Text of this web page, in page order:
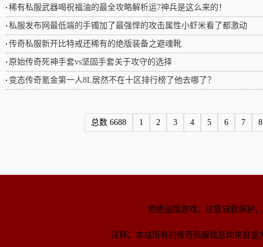
稀有私服武器喝祝福油的最全攻略解析运7神兵是这么来的！
私服发布网最低端的手镯加了最强悍的攻击属性小虾米看了都激动
传奇私服新开比特戒还稀有的绝版装备之避魂靴
原始传奇死神手套vs坚固手套关于攻守的选择
变态传奇氪金第一人8L居然不在十区排行榜了他去哪了？
总数 6688 1 2 3 4 5 6 7 8
拒绝盗版游戏，注意自我保护
注释：本站所有的传奇私服信息均来自